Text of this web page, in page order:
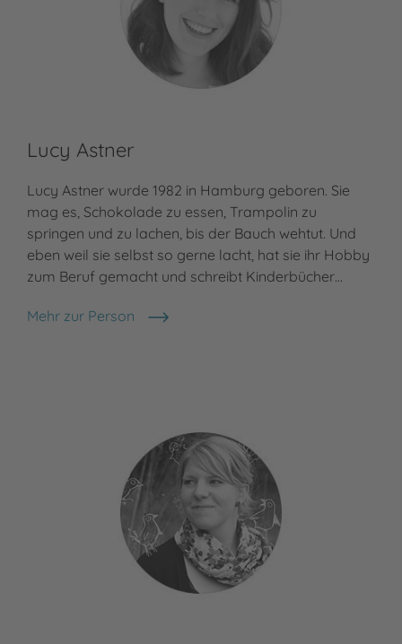
Lucy Astner
Lucy Astner wurde 1982 in Hamburg geboren. Sie
mag es, Schokolade zu essen, Trampolin zu
springen und zu lachen, bis der Bauch wehtut. Und
eben weil sie selbst so gerne lacht, hat sie ihr Hobby
zum Beruf gemacht und schreibt Kinderbücher…
Mehr zur Person
Lucy Astner